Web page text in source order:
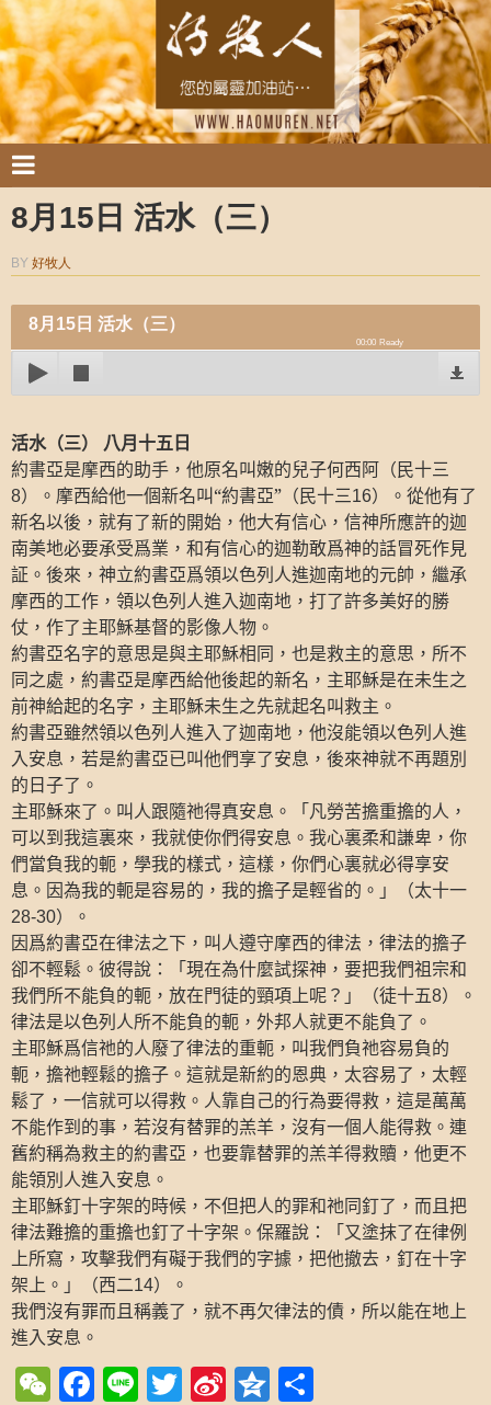
8月15日 活水（三）
BY 好牧人
8月15日 活水（三）
00:00 Ready
活水（三） 八月十五日
約書亞是摩西的助手，他原名叫嫩的兒子何西阿（民十三
8）。摩西給他一個新名叫“約書亞”（民十三16）。從他有了
新名以後，就有了新的開始，他大有信心，信神所應許的迦
南美地必要承受爲業，和有信心的迦勒敢爲神的話冒死作見
証。後來，神立約書亞爲領以色列人進迦南地的元帥，繼承
摩西的工作，領以色列人進入迦南地，打了許多美好的勝
仗，作了主耶穌基督的影像人物。
約書亞名字的意思是與主耶穌相同，也是救主的意思，所不
同之處，約書亞是摩西給他後起的新名，主耶穌是在未生之
前神給起的名字，主耶穌未生之先就起名叫救主。
約書亞雖然領以色列人進入了迦南地，他沒能領以色列人進
入安息，若是約書亞已叫他們享了安息，後來神就不再題別
的日子了。
主耶穌來了。叫人跟隨祂得真安息。「凡勞苦擔重擔的人，
可以到我這裏來，我就使你們得安息。我心裏柔和謙卑，你
們當負我的軛，學我的樣式，這樣，你們心裏就必得享安
息。因為我的軛是容易的，我的擔子是輕省的。」（太十一
28-30）。
因爲約書亞在律法之下，叫人遵守摩西的律法，律法的擔子
卻不輕鬆。彼得說：「現在為什麼試探神，要把我們祖宗和
我們所不能負的軛，放在門徒的頸項上呢？」（徒十五8）。
律法是以色列人所不能負的軛，外邦人就更不能負了。
主耶穌爲信祂的人廢了律法的重軛，叫我們負祂容易負的
軛，擔祂輕鬆的擔子。這就是新約的恩典，太容易了，太輕
鬆了，一信就可以得救。人靠自己的行為要得救，這是萬萬
不能作到的事，若沒有替罪的羔羊，沒有一個人能得救。連
舊約稱為救主的約書亞，也要靠替罪的羔羊得救贖，他更不
能領別人進入安息。
主耶穌釘十字架的時候，不但把人的罪和祂同釘了，而且把
律法難擔的重擔也釘了十字架。保羅說：「又塗抹了在律例
上所寫，攻擊我們有礙于我們的字據，把他撤去，釘在十字
架上。」（西二14）。
我們沒有罪而且稱義了，就不再欠律法的債，所以能在地上
進入安息。
WeChat
Facebook
LineTwitter
SinaQzone